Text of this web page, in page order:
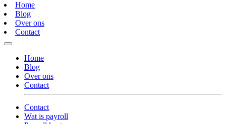
Home
Blog
Over ons
Contact
Home
Blog
Over ons
Contact
Contact
Wat is payroll